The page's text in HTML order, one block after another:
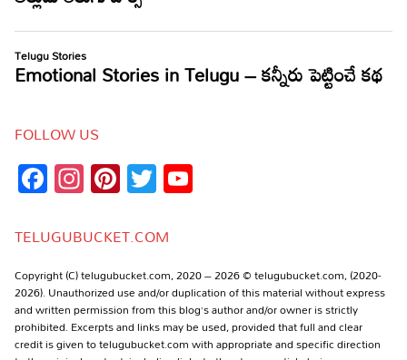
FOLLOW US
Facebook
Instagram
Pinterest
Twitter
TELUGUBUCKET.COM
Copyright (C) telugubucket.com, 2020 – 2026 © telugubucket.com, (2020-
2026). Unauthorized use and/or duplication of this material without express
and written permission from this blog’s author and/or owner is strictly
prohibited. Excerpts and links may be used, provided that full and clear
credit is given to telugubucket.com with appropriate and specific direction